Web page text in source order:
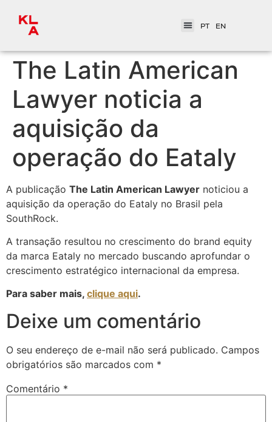
PT EN
The Latin American
Lawyer noticia a
aquisição da
operação do Eataly
A publicação The Latin American Lawyer noticiou a
aquisição da operação do Eataly no Brasil pela
SouthRock.
A transação resultou no crescimento do brand equity
da marca Eataly no mercado buscando aprofundar o
crescimento estratégico internacional da empresa.
Para saber mais, clique aqui.
Deixe um comentário
O seu endereço de e-mail não será publicado. Campos
obrigatórios são marcados com *
Comentário *